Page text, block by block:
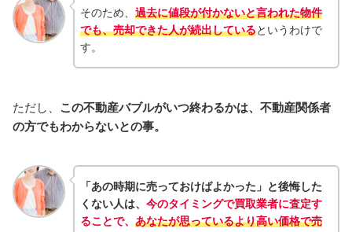
そのため、 過去に値段が付かないと言われた物件
でも、売却できた人が続出しているというわけで
す。
ただし、 この不動産バブルがいつ終わるかは、不動産関係者
の方でもわからないとの事。
「あの時期に売っておけばよかった」と後悔した
くない人は、 今のタイミングで買取業者に査定す
ることで、 あなたが思っているより高い価格で売